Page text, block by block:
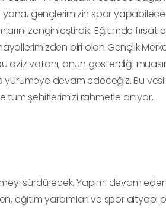
yana, gençlerimizin spor
zenginleştirdik. Eğitimde fırsat
biri olan Gençlik
aziz vatanı, onun gösterdiği muasır
devam edeceğiz. Bu
tüm şehitlerimizi rahmetle anıyor,
sürdürecek. Yapımı devam
eğitim yardımları ve spor altyapı